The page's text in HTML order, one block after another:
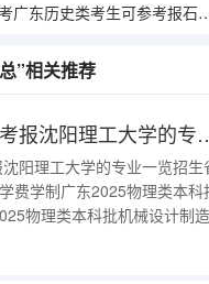
史类考生可参考报石家庄医学高等专科学校的专业汇总
”相关推荐
2026高考广东物
阳理工大学的专业一览招生
费学制广东2025物理类本科
物理类本科批机械设计制
类本科批材料成型及控制工程